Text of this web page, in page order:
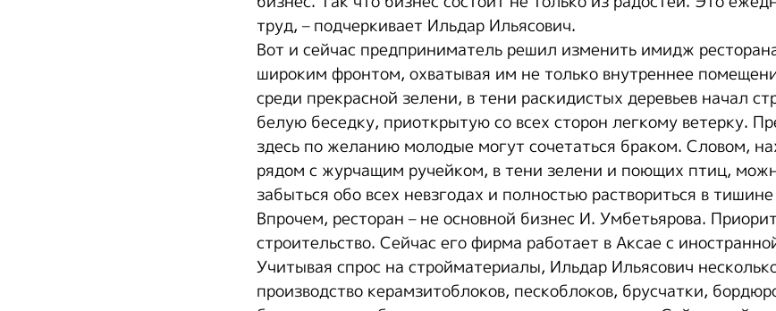
труд, – подчеркивает Ильдар Ильясович.
Вот и сейчас предприниматель решил изменить имидж
широким фронтом, охватывая им не только внутреннее
среди прекрасной зелени, в тени раскидистых деревьев начал
белую беседку, приоткрытую со всех сторон легкому ветерку.
здесь по желанию молодые могут сочетаться браком. Словом,
рядом с журчащим ручейком, в тени зелени и поющих птиц,
забыться обо всех невзгодах и полностью раствориться в
Впрочем, ресторан – не основной бизнес И. Умбетьярова.
строительство. Сейчас его фирма работает в Аксае с
Учитывая спрос на стройматериалы, Ильдар Ильясович
производство керамзитоблоков, пескоблоков, брусчатки,